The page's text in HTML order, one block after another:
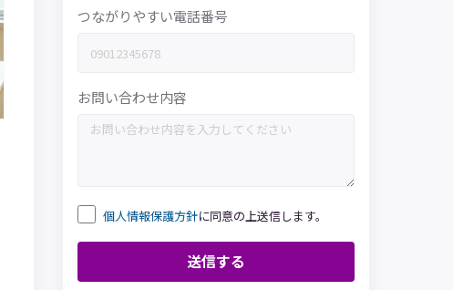
つながりやすい電話番号
お問い合わせ内容
個人情報保護方針に同意の上送信します。